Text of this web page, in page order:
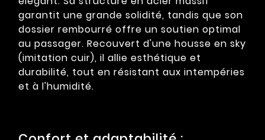
garantit une grande solidité, tandis que son
dossier rembourré offre un soutien optimal
au passager. Recouvert d'une housse en sky
(imitation cuir), il allie esthétique et
durabilité, tout en résistant aux intempéries
et à l'humidité.